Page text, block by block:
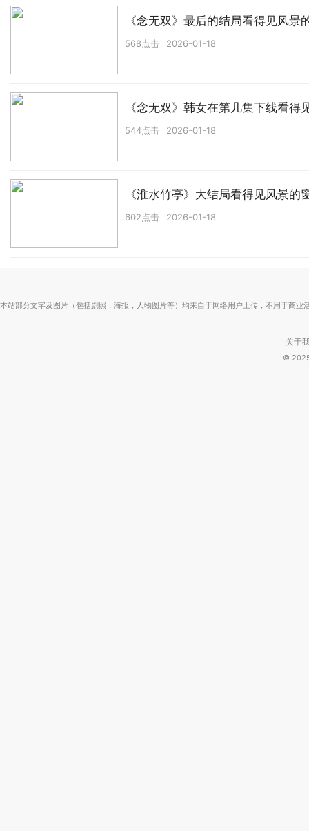
《念无双》最后的结局看得见风景
568点击 2026-01-18
《念无双》韩女在第几集下线看得
544点击 2026-01-18
《淮水竹亭》大结局看得见风景的
602点击 2026-01-18
本站部分文字及图片（包括剧照，海报，人物图片等）均来自于网络用户上传，不用于商
关于
©